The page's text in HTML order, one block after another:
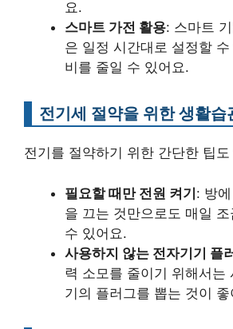
요.
스마트 가전 활용: 스마트
은 일정 시간대로 설정할
비를 줄일 수 있어요.
전기세 절약을 위한 생활습
전기를 절약하기 위한 간단한 팁
필요할 때만 전원 켜기: 방
을 끄는 것만으로도 매일
수 있어요.
사용하지 않는 전자기기 플
력 소모를 줄이기 위해서는
기의 플러그를 뽑는 것이 좋